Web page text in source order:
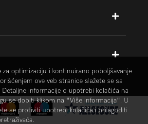
za optimizaciju i kontinuirano poboljšavanje
ove veb stranice slažete se sa
informacije o upotrebi kolačića na
se dobiti klikom na "Više informacija". U
se protiviti upotrebi kolačića i prilagoditi